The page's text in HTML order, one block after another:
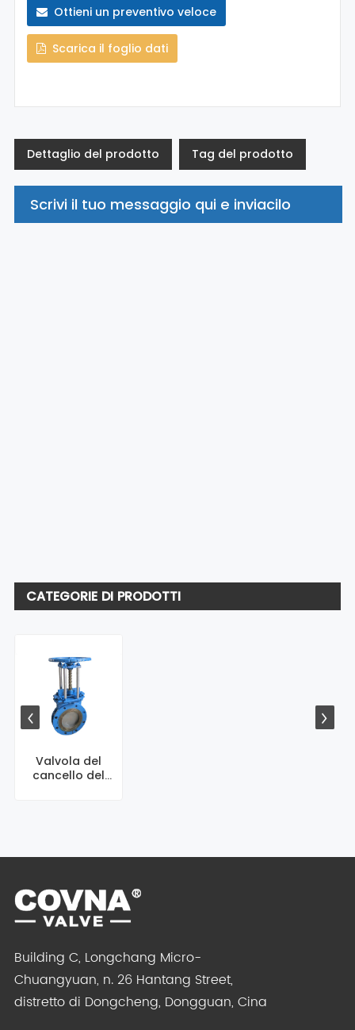
Ottieni un preventivo veloce
Scarica il foglio dati
Dettaglio del prodotto Tag del prodotto
Scrivi il tuo messaggio qui e inviacilo
CATEGORIE DI PRODOTTI
Valvola del
cancello del
Building C, Longchang Micro-
Chuangyuan, n. 26 Hantang Street,
distretto di Dongcheng, Dongguan, Cina